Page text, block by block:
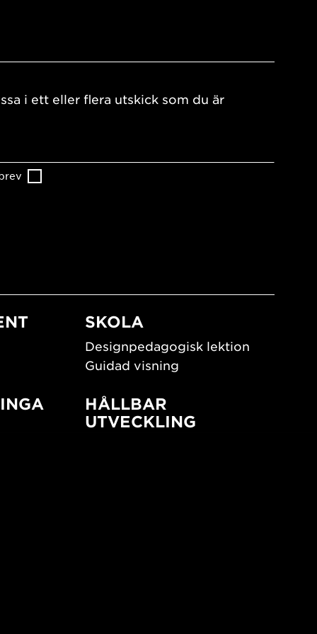
i ett eller flera utskick som du är
SKOLA
Designpedagogisk lektion
Guidad visning
HÅLLBAR
UTVECKLING